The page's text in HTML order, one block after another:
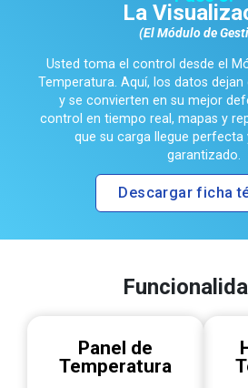
La
(El Módulo de
Usted toma el control desde el
Temperatura. Aquí, los datos
y se convierten en su mejor
control en tiempo real, mapas y
que su carga llegue perfecta
garantizado.
Descargar ficha
Panel de
Temperatura